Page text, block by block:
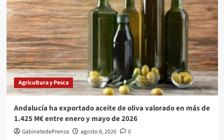
Agricultura y Pesca
Andalucía ha exportado aceite de oliva valorado en más de
1.425 M€ entre enero y mayo de 2026
GabinetedePrensa agosto 8, 2026 0